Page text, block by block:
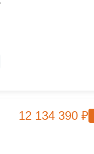
12 134 390 ₽